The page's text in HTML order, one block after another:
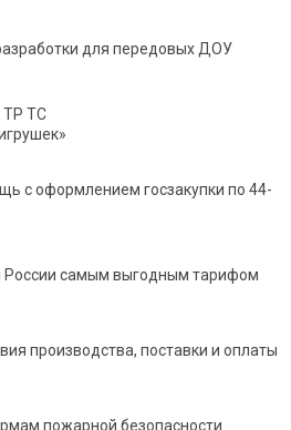
для передовых ДОУ
ТР ТС
с оформлением госзакупки по 44-
России самым выгодным тарифом
производства, поставки и оплаты
пожарной безопасности